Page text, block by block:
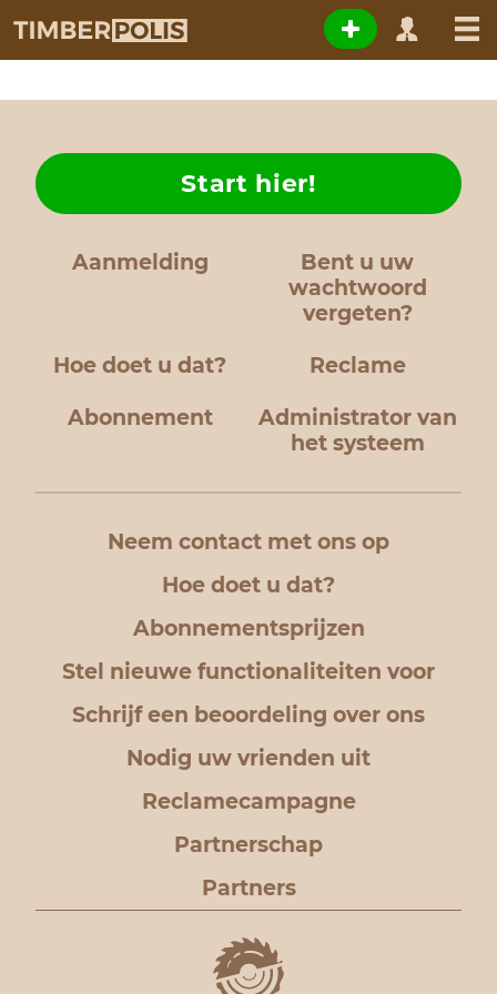
Aanmelding
Bent u uw
wachtwoord
vergeten?
Hoe doet u dat?
Start hier!
Reclame
Abonnement
Administrator van
het systeem
Neem contact met ons op
Hoe doet u dat?
Abonnementsprijzen
Stel nieuwe functionaliteiten voor
Schrijf een beoordeling over ons
Nodig uw vrienden uit
Reclamecampagne
Partnerschap
Partners